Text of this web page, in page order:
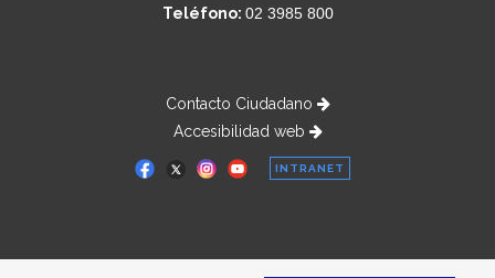
Teléfono: 02 3985 800
Contacto Ciudadano
Accesibilidad web
INTRANET